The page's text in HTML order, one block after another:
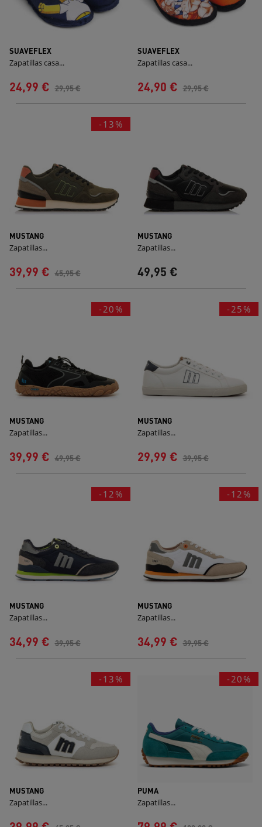
SUAVEFLEX
Zapatillas casa...
24,99 € 29,95 €
SUAVEFLEX
Zapatillas casa...
24,90 € 29,95 €
-13%
MUSTANG
Zapatillas...
39,99 € 45,95 €
MUSTANG
Zapatillas...
49,95 €
-20%
MUSTANG
Zapatillas...
39,99 € 49,95 €
-25%
MUSTANG
Zapatillas...
29,99 € 39,95 €
-12%
MUSTANG
Zapatillas...
34,99 € 39,95 €
-12%
MUSTANG
Zapatillas...
34,99 € 39,95 €
-13%
MUSTANG
Zapatillas...
-20%
PUMA
Zapatillas...